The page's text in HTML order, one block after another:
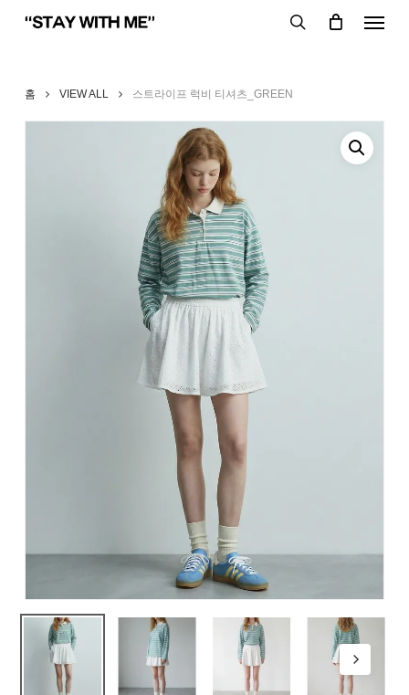
Menu
홈 VIEW ALL 스트라이프 럭비 티셔츠_GREEN